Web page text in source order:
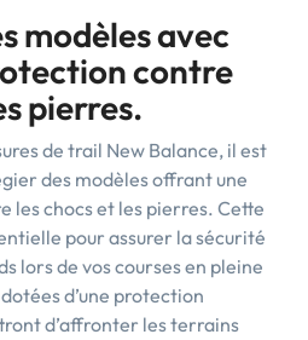
modèles avec
contre
pierres.
de trail New Balance, il est
des modèles offrant une
les chocs et les pierres. Cette
pour assurer la sécurité
lors de vos courses en pleine
d’une protection
d’affronter les terrains